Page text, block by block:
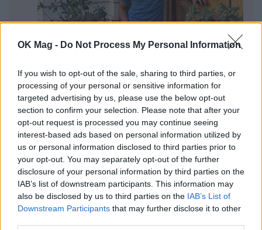
OK Mag - Do Not Process My Personal Information
If you wish to opt-out of the sale, sharing to third parties, or
processing of your personal or sensitive information for
targeted advertising by us, please use the below opt-out
section to confirm your selection. Please note that after your
opt-out request is processed you may continue seeing
interest-based ads based on personal information utilized by
us or personal information disclosed to third parties prior to
your opt-out. You may separately opt-out of the further
disclosure of your personal information by third parties on the
IAB’s list of downstream participants. This information may
also be disclosed by us to third parties on the IAB’s List of
Downstream Participants that may further disclose it to other
Ανέστης Ευαγγελόπουλος: Η γνωστή
παρουσιάστρια που αρνήθηκε να πάει στο
podcast του και η αποστομωτική απάντησή
του
2
Ανδρομάχη: Η φωτογραφία με
τον ορό στο χέρι και το μήνυμα
όλο νόημα – «Έρχεται
τετραήμερο φωτιά»
3
Τατιάνα Στεφανίδου: Ποζάρει
με μπικίνι στην Κεφαλονιά – Οι
οικογενειακές στιγμές με τον
Νίκο Ευαγγελάτο και τον γιο
τους